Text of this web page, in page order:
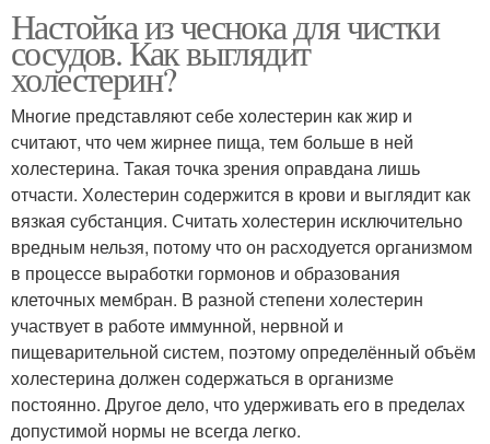
Настойка из чеснока для чистки
сосудов. Как выглядит
холестерин?
Многие представляют себе холестерин как жир и
считают, что чем жирнее пища, тем больше в ней
холестерина. Такая точка зрения оправдана лишь
отчасти. Холестерин содержится в крови и выглядит как
вязкая субстанция. Считать холестерин исключительно
вредным нельзя, потому что он расходуется организмом
в процессе выработки гормонов и образования
клеточных мембран. В разной степени холестерин
участвует в работе иммунной, нервной и
пищеварительной систем, поэтому определённый объём
холестерина должен содержаться в организме
постоянно. Другое дело, что удерживать его в пределах
допустимой нормы не всегда легко.